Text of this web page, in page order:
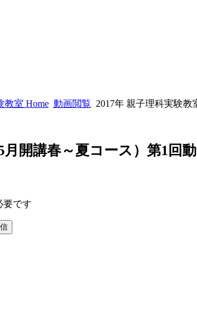
教室 Home 動画閲覧 2017年 親子理科実験教
開講春～夏コース）第1回
要です